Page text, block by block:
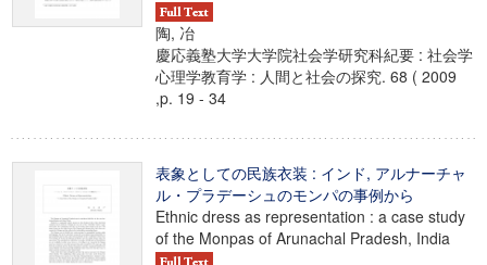
陶, 冶
慶応義塾大学大学院社会学研究科紀要 : 社会学
心理学教育学 : 人間と社会の探究. 68 ( 2009
,p. 19 - 34
表象としての民族衣装 : インド, アルナーチャ
ル・プラデーシュのモンパの事例から
Ethnic dress as representation : a case study
of the Monpas of Arunachal Pradesh, India